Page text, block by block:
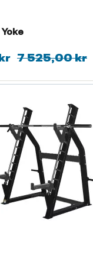
7 525,00 kr